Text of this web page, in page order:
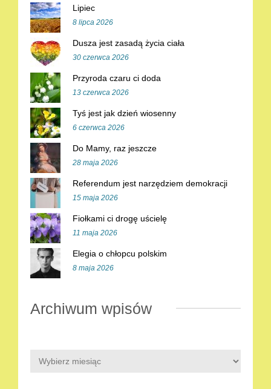
Lipiec
8 lipca 2026
Dusza jest zasadą życia ciała
30 czerwca 2026
Przyroda czaru ci doda
13 czerwca 2026
Tyś jest jak dzień wiosenny
6 czerwca 2026
Do Mamy, raz jeszcze
28 maja 2026
Referendum jest narzędziem demokracji
15 maja 2026
Fiołkami ci drogę uścielę
11 maja 2026
Elegia o chłopcu polskim
8 maja 2026
Archiwum wpisów